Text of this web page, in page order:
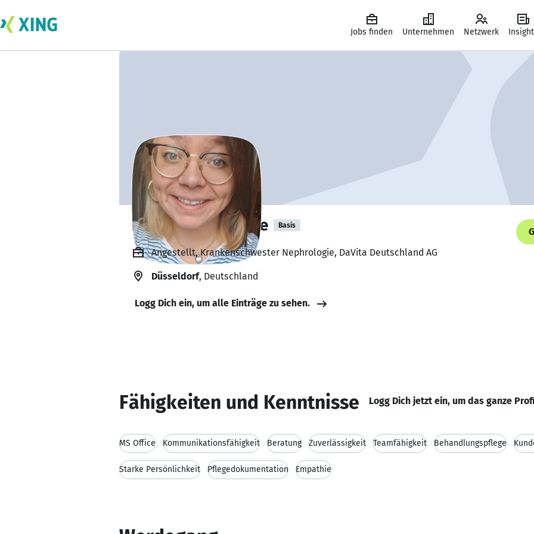
Jobs finden Unternehmen Netzwerk
Rebecca Pruschke Basis
Angestellt, Krankenschwester Nephrologie, DaVita Deutschland AG
Düsseldorf, Deutschland
Logg Dich ein, um alle Einträge zu sehen.
Fähigkeiten und Kenntnisse Logg Dich jetzt ein, um das ganze
MS Office Kommunikationsfähigkeit Beratung Zuverlässigkeit Teamfähigkeit Behandlungspflege
Starke Persönlichkeit Pflegedokumentation Empathie